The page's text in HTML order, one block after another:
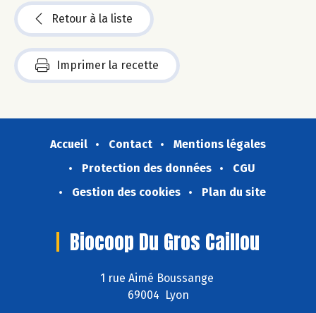
Retour à la liste
Imprimer la recette
Accueil Contact
Mentions légales
Protection des données
CGU
Gestion des cookies
Plan du site
Biocoop Du Gros Caillou
1 rue Aimé Boussange
69004 Lyon